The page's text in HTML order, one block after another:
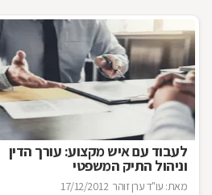
לעבוד עם איש מקצוע: עורך הדין
וניהול התיק המשפטי
מאת: עו"ד ערן זוהר 17/12/2012